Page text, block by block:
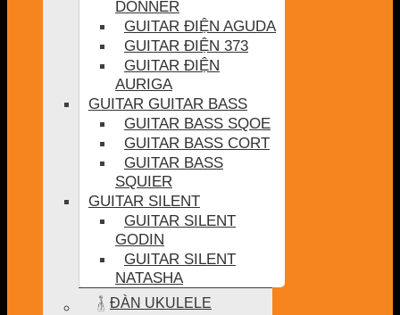
DONNER
GUITAR ĐIỆN AGUDA
GUITAR ĐIỆN 373
GUITAR ĐIỆN
AURIGA
GUITAR GUITAR BASS
GUITAR BASS SQOE
GUITAR BASS CORT
GUITAR BASS
SQUIER
GUITAR SILENT
GUITAR SILENT
GODIN
GUITAR SILENT
NATASHA
ĐÀN UKULELE